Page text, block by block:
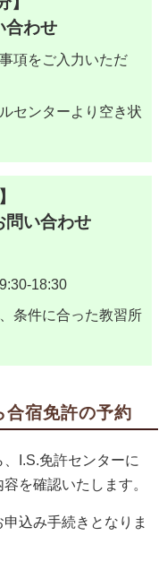
合わせ
項をご入力いただ
センターより空き状
問い合わせ
18:30
条件に合った教習所
宿免許の予約
I.S.免許センターに
を確認いたします。
込み手続きとなりま